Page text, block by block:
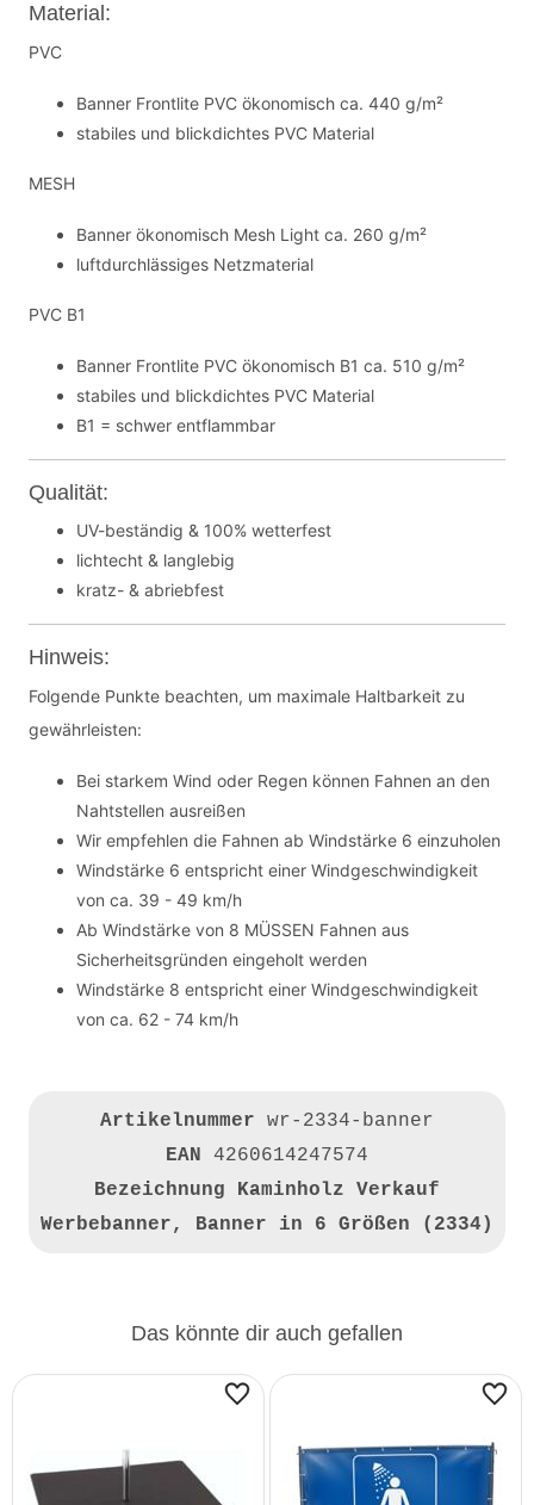
Material:
PVC
Banner Frontlite PVC ökonomisch ca. 440 g/m²
stabiles und blickdichtes PVC Material
MESH
Banner ökonomisch Mesh Light ca. 260 g/m²
luftdurchlässiges Netzmaterial
PVC B1
Banner Frontlite PVC ökonomisch B1 ca. 510 g/m²
stabiles und blickdichtes PVC Material
B1 = schwer entflammbar
Qualität:
UV-beständig & 100% wetterfest
lichtecht & langlebig
kratz- & abriebfest
Hinweis:
Folgende Punkte beachten, um maximale Haltbarkeit zu
gewährleisten:
Bei starkem Wind oder Regen können Fahnen an den
Nahtstellen ausreißen
Wir empfehlen die Fahnen ab Windstärke 6 einzuholen
Windstärke 6 entspricht einer Windgeschwindigkeit
von ca. 39 - 49 km/h
Ab Windstärke von 8 MÜSSEN Fahnen aus
Sicherheitsgründen eingeholt werden
Windstärke 8 entspricht einer Windgeschwindigkeit
von ca. 62 - 74 km/h
Artikelnummer wr-2334-banner
EAN 4260614247574
Bezeichnung Kaminholz Verkauf
Werbebanner, Banner in 6 Größen (2334)
Das könnte dir auch gefallen